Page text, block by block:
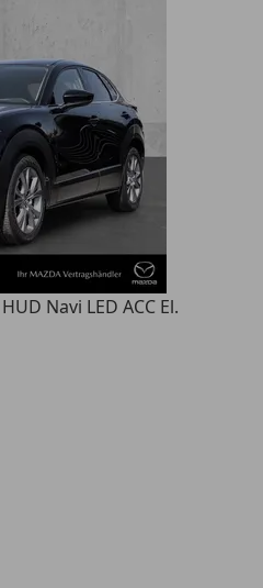
Navi LED ACC El.